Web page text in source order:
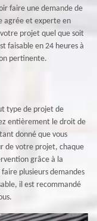
faire une demande de
agrée et experte en
projet quel que soit
faisable en 24 heures à
pertinente.
type de projet de
entièrement le droit de
donné que vous
de votre projet, chaque
grâce à la
plusieurs demandes
il est recommandé